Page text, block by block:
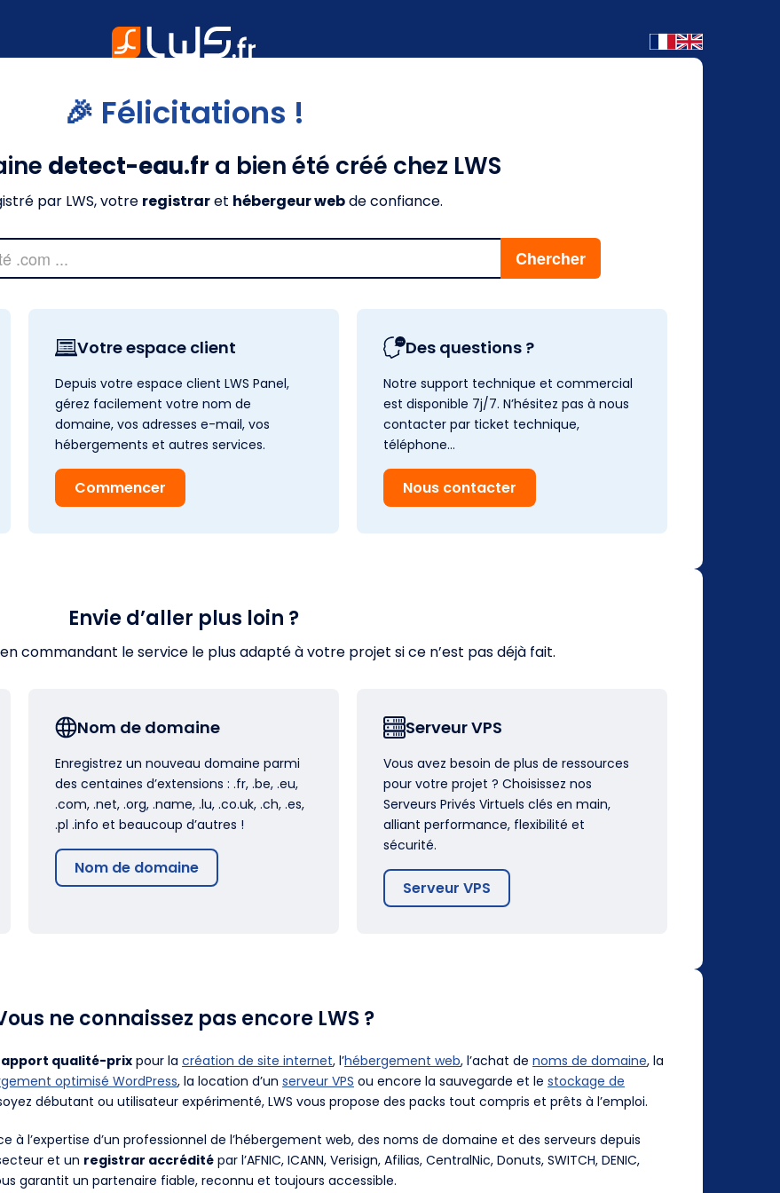
🎉 Félicitations !
detect-eau.fr a bien été créé chez LWS
par LWS, votre registraret hébergeur webde confiance.
Votre espace client
Depuis votre espace client LWS Panel,
gérez facilement votre nom de
domaine, vos adresses e-mail, vos
hébergements et autres services.
Commencer
Des questions ?
Notre support technique et commercial
est disponible 7j/7. N’hésitez pas à nous
contacter par ticket technique,
téléphone…
Nous contacter
Envie d’aller plus loin ?
commandant le service le plus adapté à votre projet si ce n’est pas déjà fait.
Nom de domaine
Enregistrez un nouveau domaine parmi
des centaines d’extensions : .fr, .be, .eu,
.com, .net, .org, .name, .lu, .co.uk, .ch, .es,
.pl .info et beaucoup d’autres !
Nom de domaine
Serveur VPS
Vous avez besoin de plus de ressources
pour votre projet ? Choisissez nos
Serveurs Privés Virtuels clés en main,
alliant performance, flexibilité et
sécurité.
Serveur VPS
ne connaissez pas encore LWS ?
qualité-prix pour la création de site internet, l’hébergement web, l’achat de noms de domaine, la
optimisé WordPress, la location d’un serveur VPS ou encore la sauvegarde et le stockage de
débutant ou utilisateur expérimenté, LWS vous propose des packs tout compris et prêts à l’emploi.
à l’expertise d’un professionnel de l’hébergement web, des noms de domaine et des serveurs depuis
et un registrar accrédité par l’AFNIC, ICANN, Verisign, Afilias, CentralNic, Donuts, SWITCH, DENIC,
garantit un partenaire fiable, reconnu et toujours accessible.